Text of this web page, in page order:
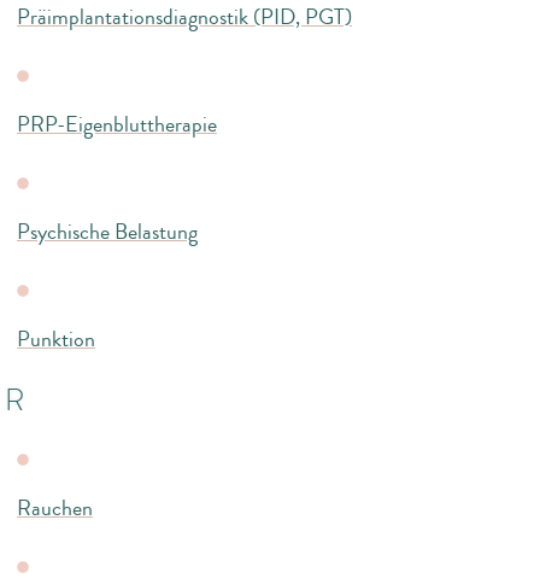
Präimplantationsdiagnostik (PID, PGT)
PRP-Eigenbluttherapie
Psychische Belastung
Punktion
R
Rauchen